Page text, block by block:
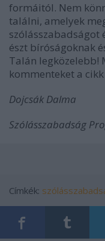
formáitól. Nem
találni, amelyek
szólásszabadságot
észt bíróságoknak
Talán legközelebb!
kommenteket a
Dojcsák Dalma
Szólásszabadság
Címkék: